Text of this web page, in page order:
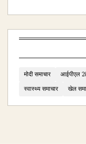
मोदी समाचार आईपीएल
स्वास्थ्य समाचार
खेल